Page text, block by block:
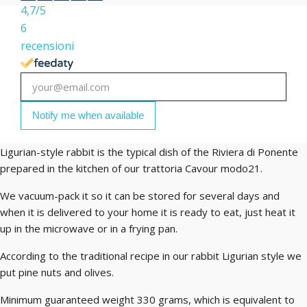
4,7/5
6
recensioni
Notify me when available
Ligurian-style rabbit is the typical dish of the Riviera di Ponente
prepared in the kitchen of our trattoria Cavour modo21.
We vacuum-pack it so it can be stored for several days and
when it is delivered to your home it is ready to eat, just heat it
up in the microwave or in a frying pan.
According to the traditional recipe in our rabbit Ligurian style we
put pine nuts and olives.
Minimum guaranteed weight 330 grams, which is equivalent to